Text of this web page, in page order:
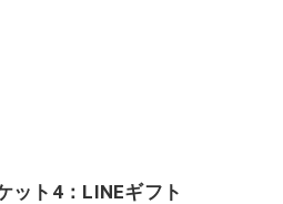
ット4：LINEギフト